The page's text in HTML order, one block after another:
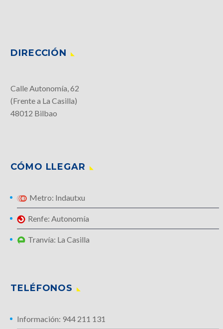
DIRECCIÓN
Calle Autonomía, 62
(Frente a La Casilla)
48012 Bilbao
CÓMO LLEGAR
Metro: Indautxu
Renfe: Autonomía
Tranvía: La Casilla
TELÉFONOS
Información: 944 211 131